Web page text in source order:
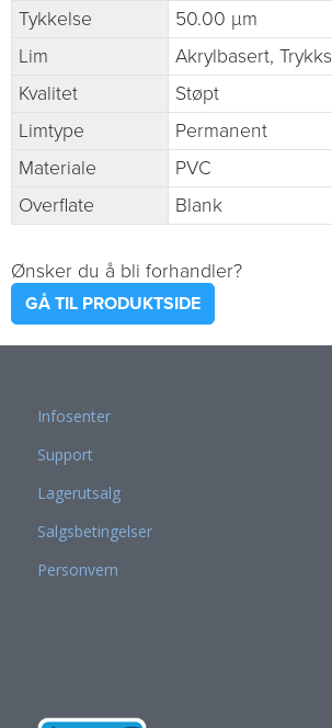
Tykkelse
50.00 µm
Lim
Akrylbasert,
Kvalitet
Støpt
Limtype
Permanent
Materiale
PVC
Overflate
Blank
Ønsker du å bli forhandler?
GÅ TIL PRODUKTSIDE
Infosenter
Support
Lagerutsalg
Salgsbetingelser
Personvern